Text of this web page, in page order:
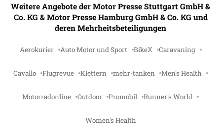
Weitere Angebote der Motor Presse Stuttgart GmbH &
Co. KG & Motor Presse Hamburg GmbH & Co. KG und
deren Mehrheitsbeteiligungen
Aerokurier Auto Motor und Sport BikeX Caravaning
Cavallo Flugrevue Klettern mehr-tanken Men's Health
Motorradonline Outdoor Promobil Runner's World
Women's Health